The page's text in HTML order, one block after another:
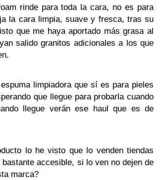
rinde para toda la cara, no es para
la cara limpia, suave y fresca, tras su
que me haya aportado más grasa al
salido granitos adicionales a los que
limpiadora que sí es para pieles
que llegue para probarla cuando
llegue verán ese haul que es de
lo he visto que lo venden tiendas
accesible, si lo ven no dejen de
marca?